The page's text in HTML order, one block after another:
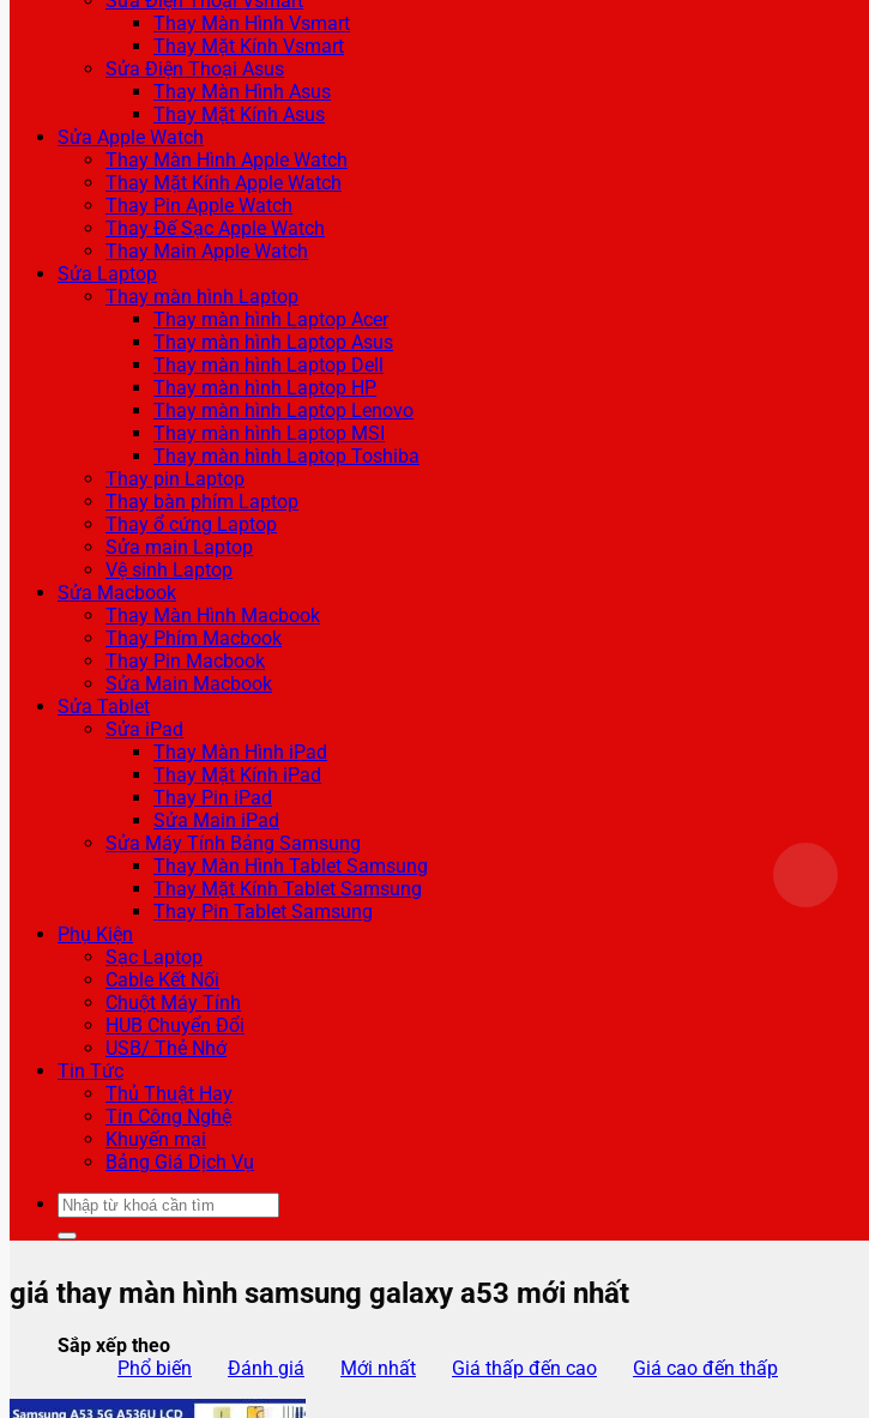
Thay Màn Hình Vsmart
Thay Mặt Kính Vsmart
Sửa Điện Thoại Asus
Thay Màn Hình Asus
Thay Mặt Kính Asus
Sửa Apple Watch
Thay Màn Hình Apple Watch
Thay Mặt Kính Apple Watch
Thay Pin Apple Watch
Thay Đế Sạc Apple Watch
Thay Main Apple Watch
Sửa Laptop
Thay màn hình Laptop
Thay màn hình Laptop Acer
Thay màn hình Laptop Asus
Thay màn hình Laptop Dell
Thay màn hình Laptop HP
Thay màn hình Laptop Lenovo
Thay màn hình Laptop MSI
Thay màn hình Laptop Toshiba
Thay pin Laptop
Thay bàn phím Laptop
Thay ổ cứng Laptop
Sửa main Laptop
Vệ sinh Laptop
Sửa Macbook
Thay Màn Hình Macbook
Thay Phím Macbook
Thay Pin Macbook
Sửa Main Macbook
Sửa Tablet
Sửa iPad
Thay Màn Hình iPad
Thay Mặt Kính iPad
Thay Pin iPad
Sửa Main iPad
Sửa Máy Tính Bảng Samsung
Thay Màn Hình Tablet Samsung
Thay Mặt Kính Tablet Samsung
Thay Pin Tablet Samsung
Phụ Kiện
Sạc Laptop
Cable Kết Nối
Chuột Máy Tính
HUB Chuyển Đổi
USB/ Thẻ Nhớ
Tin Tức
Thủ Thuật Hay
Tin Công Nghệ
Khuyến mại
Bảng Giá Dịch Vụ
Tìm
kiếm:
giá thay màn hình samsung galaxy a53 mới nhất
Sắp xếp theo
Phổ biến
Đánh giá Mới nhất Giá thấp đến cao Giá cao đến thấp